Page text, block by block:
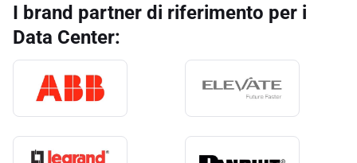
I brand partner di riferimento per i
Data Center: